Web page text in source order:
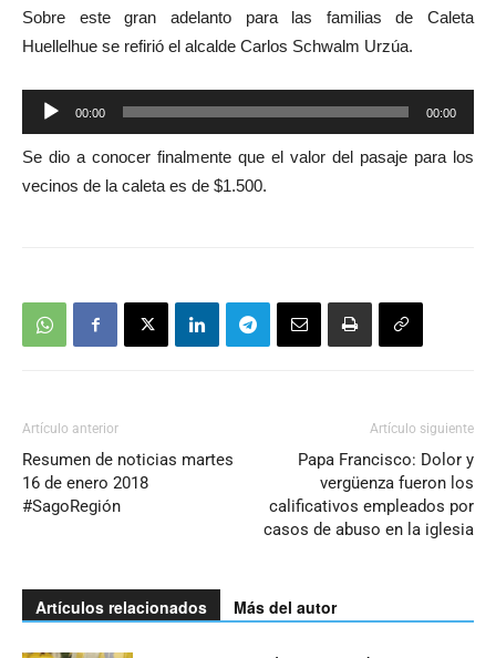
Sobre este gran adelanto para las familias de Caleta
Huellelhue se refirió el alcalde Carlos Schwalm Urzúa.
Reproductor
de
audio
00:00 00:00
Se dio a conocer finalmente que el valor del pasaje para los
vecinos de la caleta es de $1.500.
Artículo anterior
Resumen de noticias martes
16 de enero 2018
#SagoRegión
Artículo siguiente
Papa Francisco: Dolor y
vergüenza fueron los
calificativos empleados por
casos de abuso en la iglesia
Artículos relacionados Más del autor